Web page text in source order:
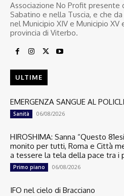
Associazione No Profit
Sabatino e nella Tuscia, e che
nel Municipio XIV e Municipio
provincia di Viterbo.
ULTIME
EMERGENZA SANGUE AL
Sanità 06/08/2026
HIROSHIMA: Sanna “Questo
monito per tutti, Roma e Città
a tessere la tela della pace tra i
Primo piano 06/08/2026
IFO nel cielo di Bracciano